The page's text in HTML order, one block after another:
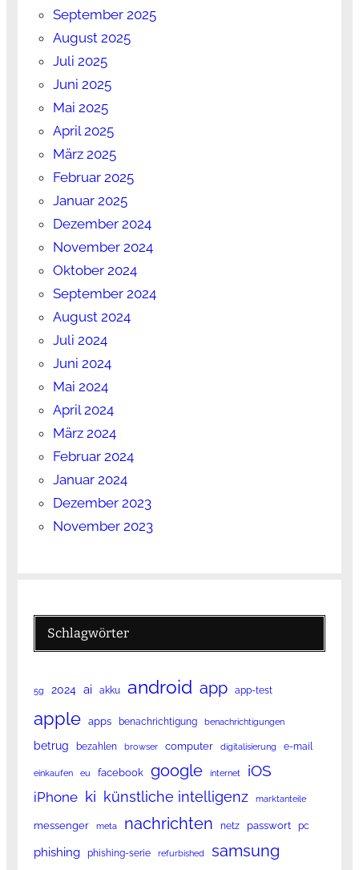
September 2025
August 2025
Juli 2025
Juni 2025
Mai 2025
April 2025
März 2025
Februar 2025
Januar 2025
Dezember 2024
November 2024
Oktober 2024
September 2024
August 2024
Juli 2024
Juni 2024
Mai 2024
April 2024
März 2024
Februar 2024
Januar 2024
Dezember 2023
November 2023
Schlagwörter
5g 2024 ai akku android app app-test
apple apps benachrichtigung benachrichtigungen
betrug bezahlen browser computer digitalisierung e-mail
einkaufen eu facebook google internet iOS
iPhone ki künstliche intelligenz marktanteile
messenger meta nachrichten netz passwort pc
phishing phishing-serie refurbished samsung